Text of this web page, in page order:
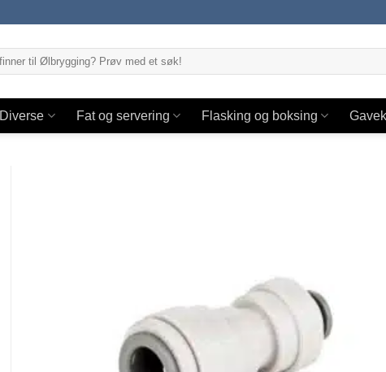
Diverse Fat og servering Flasking og boksing